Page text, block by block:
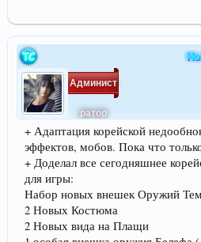
Админист
ратор
+ Адаптация корейской
эффектов, мобов. Пока что
+ Доделал все сегодняшнее
для игры:
Набор новых внешек Оружий
2 Новых Костюма
2 Новых вида на Плащи